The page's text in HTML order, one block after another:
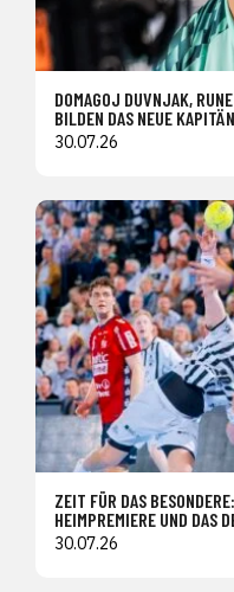
DOMAGOJ DUVNJAK,
BILDEN DAS NEUE
30.07.26
ZEIT FÜR DAS
HEIMPREMIERE UND DAS
30.07.26